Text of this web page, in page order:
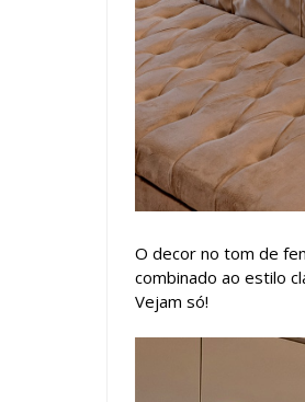
O decor no tom de
combinado ao estilo
Vejam só!